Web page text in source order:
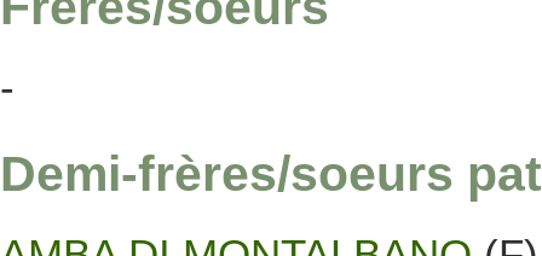
-
Demi-frères/soeurs